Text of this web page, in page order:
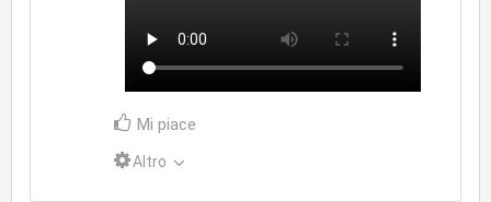
Mi piace
Altro